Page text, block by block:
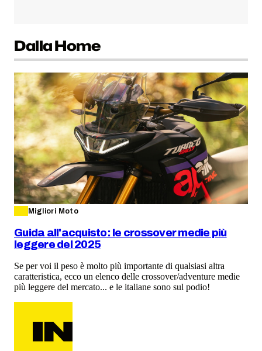
Dalla Home
Migliori Moto
Guida all'acquisto: le crossover medie più
leggere del 2025
Se per voi il peso è molto più importante di qualsiasi altra
caratteristica, ecco un elenco delle crossover/adventure medie
più leggere del mercato... e le italiane sono sul podio!